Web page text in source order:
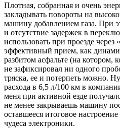
Плотная, собранная и очень
закладывать повороты на
машину добавлением газа. При
и отсутствие задержек в
использовать при проезде
эффективный прием, как
разбитом асфальте (на котором,
не зафиксировал ни одного
тряска, ее и потерпеть можно.
расхода в 6,5 л/100 км в
меня при активной езде
не менее закрываешь машину
оставшееся итоговое
чудеса электроники.